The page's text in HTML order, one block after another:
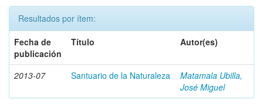
Resultados por ítem:
Fecha de
publicación
Título Autor(es)
2013-07 Santuario de la Naturaleza
Matamala Ubilla,
José Miguel